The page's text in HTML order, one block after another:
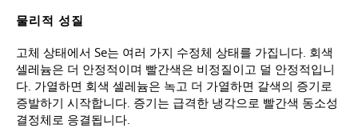
물리적 성질
고체 상태에서 Se는 여러 가지 수정체 상태를 가집니다. 회색
셀레늄은 더 안정적이며 빨간색은 비정질이고 덜 안정적입니
다. 가열하면 회색 셀레늄은 녹고 더 가열하면 갈색의 증기로
증발하기 시작합니다. 증기는 급격한 냉각으로 빨간색 동소성
결정체로 응결됩니다.